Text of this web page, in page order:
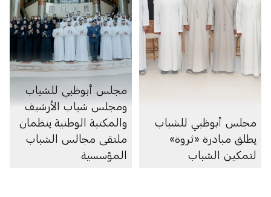
مجلس أبوظبي للشباب
يطلق مبادرة «ثروة»
لتمكين الشباب
مجلس أبوظبي للشباب
ومجلس شباب الأرشيف
والمكتبة الوطنية ينظمان
ملتقى مجالس الشباب
المؤسسية